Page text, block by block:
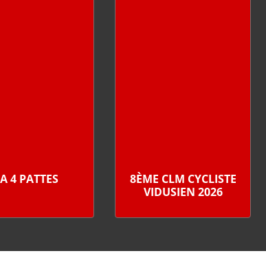
4 PATTES
8ÈME CLM CYCLISTE
VIDUSIEN 2026